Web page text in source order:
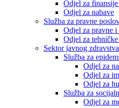
Odjel za
Odjel za nabave
Služba za pravne
Odjel za pravne i
Odjel za
Sektor javnog zdravstva
Služba za
Odjel za
Odjel za
Odjel za
Služba za
Odjel za